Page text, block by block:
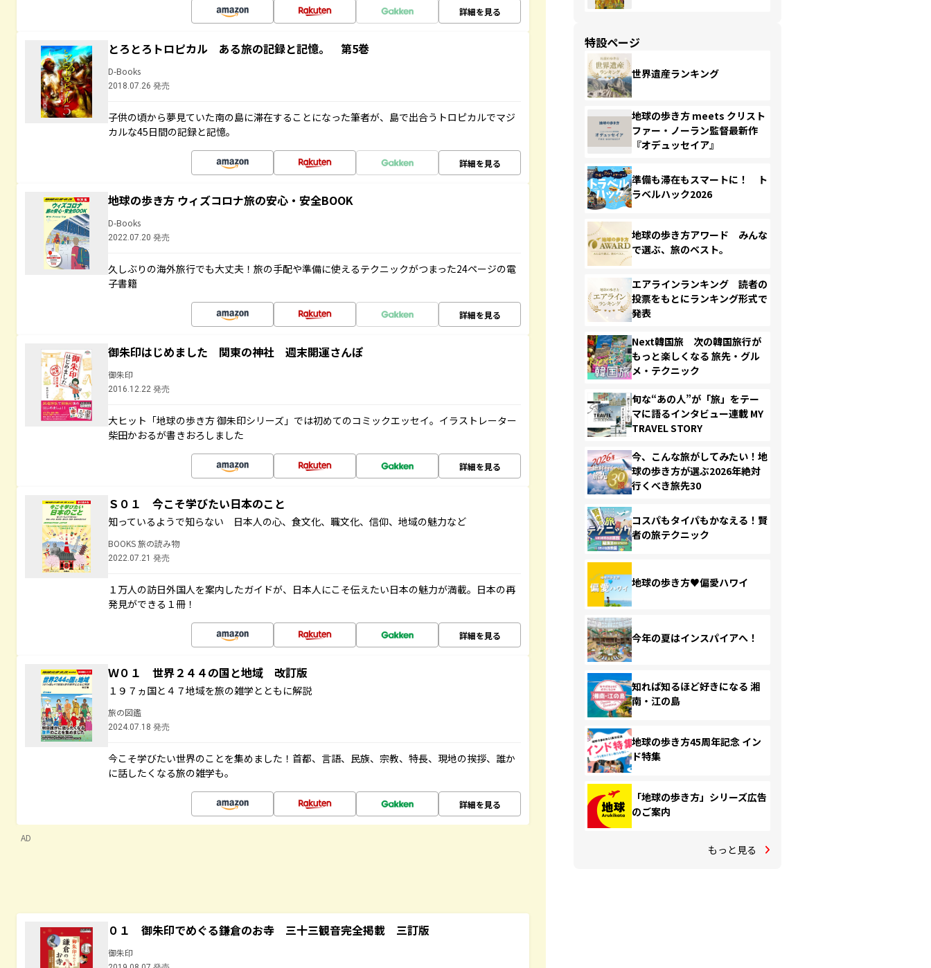
詳細を見る
とろとろトロピカル ある旅の記録と記憶。 第5巻
D-Books
2018.07.26 発売
子供の頃から夢見ていた南の島に滞在することになった筆者が、島で出合うトロピカルでマジ
カルな45日間の記録と記憶。
詳細を見る
地球の歩き方 ウィズコロナ旅の安心・安全BOOK
D-Books
2022.07.20 発売
久しぶりの海外旅行でも大丈夫！旅の手配や準備に使えるテクニックがつまった24ページの電
子書籍
詳細を見る
御朱印はじめました 関東の神社 週末開運さんぽ
御朱印
2016.12.22 発売
大ヒット「地球の歩き方 御朱印シリーズ」では初めてのコミックエッセイ。イラストレーター
柴田かおるが書きおろしました
詳細を見る
Ｓ０１ 今こそ学びたい日本のこと
知っているようで知らない 日本人の心、食文化、職文化、信仰、地域の魅力など
BOOKS 旅の読み物
2022.07.21 発売
１万人の訪日外国人を案内したガイドが、日本人にこそ伝えたい日本の魅力が満載。日本の再
発見ができる１冊！
詳細を見る
Ｗ０１ 世界２４４の国と地域 改訂版
１９７ヵ国と４７地域を旅の雑学とともに解説
旅の図鑑
2024.07.18 発売
今こそ学びたい世界のことを集めました！首都、言語、民族、宗教、特長、現地の挨拶、誰か
に話したくなる旅の雑学も。
詳細を見る
AD
０１ 御朱印でめぐる鎌倉のお寺 三十三観音完全掲載 三訂版
御朱印
特設ページ
世界遺産ランキング
地球の歩き方 meets クリスト
ファー・ノーラン監督最新作
『オデュッセイア』
準備も滞在もスマートに！ ト
ラベルハック2026
地球の歩き方アワード みんな
で選ぶ、旅のベスト。
エアラインランキング 読者の
投票をもとにランキング形式で
発表
Next韓国旅 次の韓国旅行が
もっと楽しくなる 旅先・グル
メ・テクニック
旬な“あの人”が「旅」をテー
マに語るインタビュー連載 MY
TRAVEL STORY
今、こんな旅がしてみたい！地
球の歩き方が選ぶ2026年絶対
行くべき旅先30
コスパもタイパもかなえる！賢
者の旅テクニック
地球の歩き方♥偏愛ハワイ
今年の夏はインスパイアへ！
知れば知るほど好きになる 湘
南・江の島
地球の歩き方45周年記念 イン
ド特集
「地球の歩き方」シリーズ広告
のご案内
もっと見る